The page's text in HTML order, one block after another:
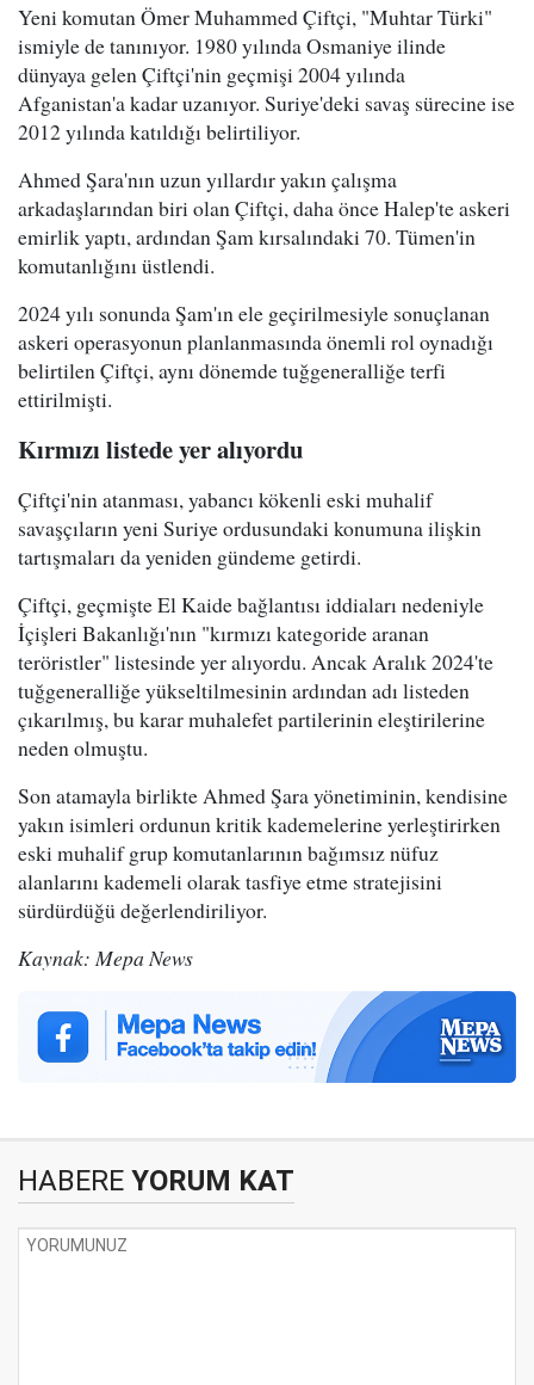
Yeni komutan Ömer Muhammed Çiftçi, "Muhtar Türki"
ismiyle de tanınıyor. 1980 yılında Osmaniye ilinde
dünyaya gelen Çiftçi'nin geçmişi 2004 yılında
Afganistan'a kadar uzanıyor. Suriye'deki savaş sürecine ise
2012 yılında katıldığı belirtiliyor.
Ahmed Şara'nın uzun yıllardır yakın çalışma
arkadaşlarından biri olan Çiftçi, daha önce Halep'te askeri
emirlik yaptı, ardından Şam kırsalındaki 70. Tümen'in
komutanlığını üstlendi.
2024 yılı sonunda Şam'ın ele geçirilmesiyle sonuçlanan
askeri operasyonun planlanmasında önemli rol oynadığı
belirtilen Çiftçi, aynı dönemde tuğgeneralliğe terfi
ettirilmişti.
Kırmızı listede yer alıyordu
Çiftçi'nin atanması, yabancı kökenli eski muhalif
savaşçıların yeni Suriye ordusundaki konumuna ilişkin
tartışmaları da yeniden gündeme getirdi.
Çiftçi, geçmişte El Kaide bağlantısı iddiaları nedeniyle
İçişleri Bakanlığı'nın "kırmızı kategoride aranan
teröristler" listesinde yer alıyordu. Ancak Aralık 2024'te
tuğgeneralliğe yükseltilmesinin ardından adı listeden
çıkarılmış, bu karar muhalefet partilerinin eleştirilerine
neden olmuştu.
Son atamayla birlikte Ahmed Şara yönetiminin, kendisine
yakın isimleri ordunun kritik kademelerine yerleştirirken
eski muhalif grup komutanlarının bağımsız nüfuz
alanlarını kademeli olarak tasfiye etme stratejisini
sürdürdüğü değerlendiriliyor.
Kaynak: Mepa News
HABERE YORUM KAT